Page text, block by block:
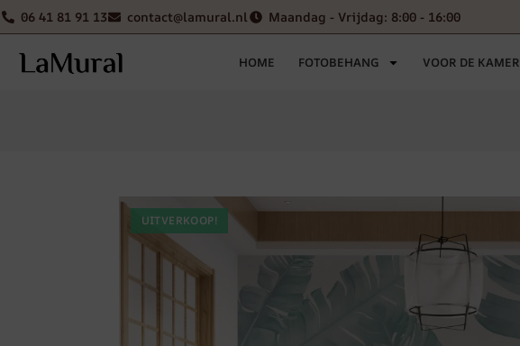
06 41 81 91 13 contact@lamural.nl Maandag - Vrijdag: 8:00 - 16:00
HOME FOTOBEHANG VOOR DE KAMER
UITVERKOOP!